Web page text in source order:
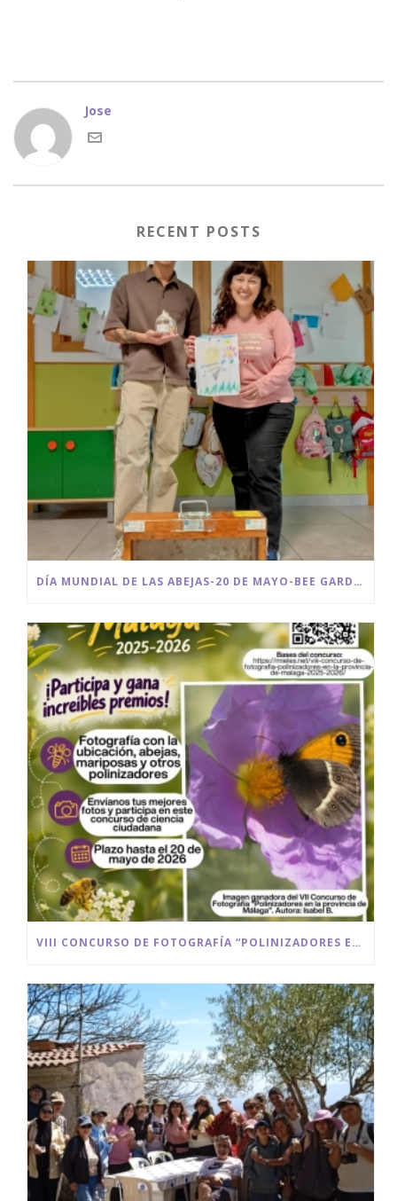
Jose
RECENT POSTS
DÍA MUNDIAL DE LAS ABEJAS-20 DE MAYO-BEE GARDEN MÁLAGA
VIII CONCURSO DE FOTOGRAFÍA “POLINIZADORES EN LA PROVINCIA DE MÁLAGA” 2025/2026